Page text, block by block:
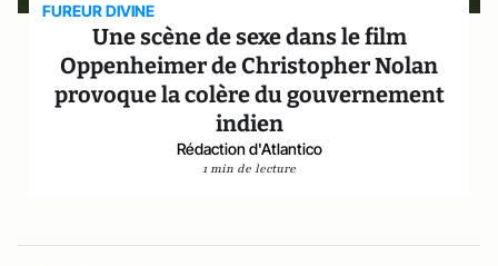
FUREUR DIVINE
Une scène de sexe dans le film
Oppenheimer de Christopher Nolan
provoque la colère du gouvernement
indien
Rédaction d'Atlantico
1 min de lecture